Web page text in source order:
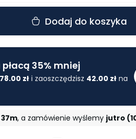
Luxe Maska Keratin
24 opinii
Dodaj do koszyka
35% mniej
78.00 zł i zaoszczędzisz 42.00 zł na
, a zamówienie wyślemy jutro